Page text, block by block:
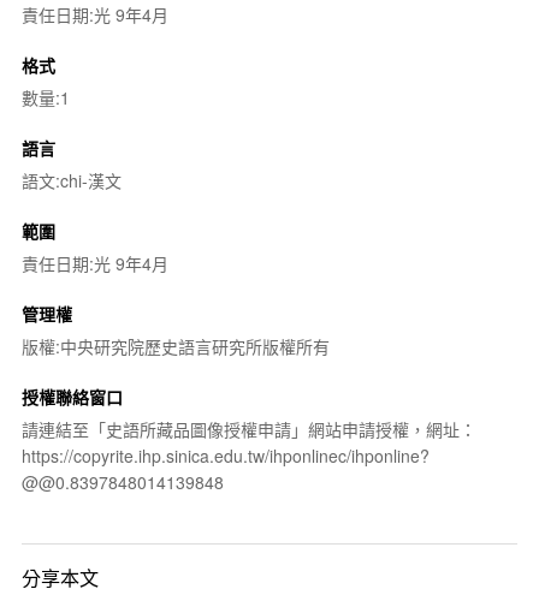
責任日期:光 9年4月
格式
數量:1
語言
語文:chi-漢文
範圍
責任日期:光 9年4月
管理權
版權:中央研究院歷史語言研究所版權所有
授權聯絡窗口
請連結至「史語所藏品圖像授權申請」網站申請授權，網址：
https://copyrite.ihp.sinica.edu.tw/ihponlinec/ihponline?
@@0.8397848014139848
分享本文